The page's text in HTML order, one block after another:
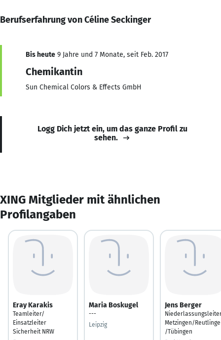
Berufserfahrung von Céline Seckinger
Bis heute 9 Jahre und 7 Monate, seit Feb. 2017
Chemikantin
Sun Chemical Colors & Effects GmbH
Logg Dich jetzt ein, um das ganze Profil zu
sehen.
XING Mitglieder mit ähnlichen
Profilangaben
Eray Karakis
Teamleiter/
Einsatzleiter
Sicherheit NRW
Maria Boskugel
---
Leipzig
Jens Berger
Metzingen/
/Tübingen